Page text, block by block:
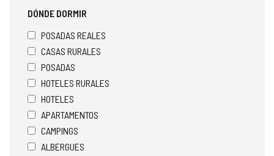
DÓNDE DORMIR
POSADAS REALES
CASAS RURALES
POSADAS
HOTELES RURALES
HOTELES
APARTAMENTOS
CAMPINGS
ALBERGUES